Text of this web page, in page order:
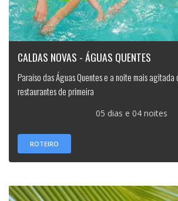
CALDAS NOVAS - ÁGUAS QUENTES
Paraíso das Águas Quentes e a noite mais agitada
restaurantes de primeira
05 dias e 04 noites
ROTEIRO